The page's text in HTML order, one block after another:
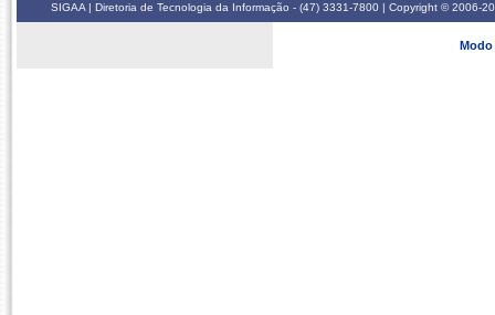
SIGAA | Diretoria de Tecnologia da Informação - (47) 3331-7800 | Copyright © 2006-
Modo